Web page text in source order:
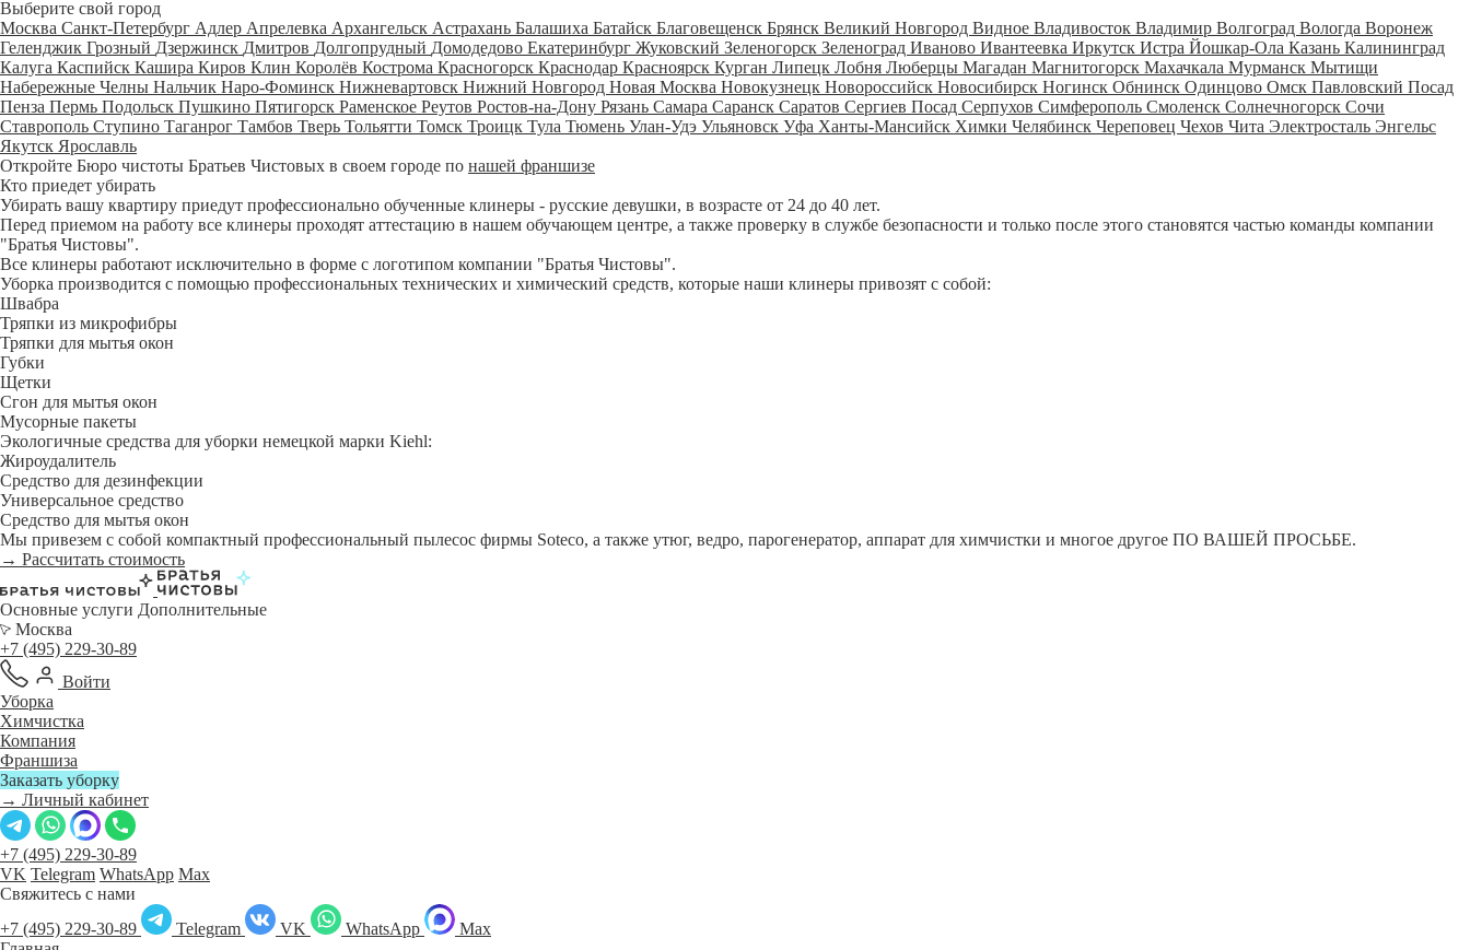
Выберите свой город
Москва Санкт-Петербург Адлер Апрелевка Архангельск Астрахань Балашиха Батайск Благовещенск Брянск Великий Новгород Видное Владивосток Владимир Волгоград Вологда Воронеж
Геленджик Грозный Дзержинск Дмитров Долгопрудный Домодедово Екатеринбург Жуковский Зеленогорск Зеленоград Иваново Ивантеевка Иркутск Истра Йошкар-Ола Казань Калининград
Калуга Каспийск Кашира Киров Клин Королёв Кострома Красногорск Краснодар Красноярск Курган Липецк Лобня Люберцы Магадан Магнитогорск Махачкала Мурманск Мытищи
Набережные Челны Нальчик Наро-Фоминск Нижневартовск Нижний Новгород Новая Москва Новокузнецк Новороссийск Новосибирск Ногинск Обнинск Одинцово Омск Павловский Посад
Пенза Пермь Подольск Пушкино Пятигорск Раменское Реутов Ростов-на-Дону Рязань Самара Саранск Саратов Сергиев Посад Серпухов Симферополь Смоленск Солнечногорск Сочи
Ставрополь Ступино Таганрог Тамбов Тверь Тольятти Томск Троицк Тула Тюмень Улан-Удэ Ульяновск Уфа Ханты-Мансийск Химки Челябинск Череповец Чехов Чита Электросталь Энгельс
Якутск Ярославль
Откройте Бюро чистоты Братьев Чистовых в своем городе по нашей франшизе
Кто приедет убирать
Убирать вашу квартиру приедут профессионально обученные клинеры - русские девушки, в возрасте от 24 до 40 лет.
Перед приемом на работу все клинеры проходят аттестацию в нашем обучающем центре, а также проверку в службе безопасности и только после этого становятся частью команды компании
"Братья Чистовы".
Все клинеры работают исключительно в форме с логотипом компании "Братья Чистовы".
Уборка производится с помощью профессиональных технических и химический средств, которые наши клинеры привозят с собой:
Швабра
Тряпки из микрофибры
Тряпки для мытья окон
Губки
Щетки
Сгон для мытья окон
Мусорные пакеты
Экологичные средства для уборки немецкой марки Kiehl:
Жироудалитель
Средство для дезинфекции
Универсальное средство
Средство для мытья окон
Мы привезем с собой компактный профессиональный пылесос фирмы Soteco, а также утюг, ведро, парогенератор, аппарат для химчистки и многое другое ПО ВАШЕЙ ПРОСЬБЕ.
→ Рассчитать стоимость
Основные услуги Дополнительные
Москва
+7 (495) 229-30-89
Войти
Уборка
Химчистка
Компания
Франшиза
Заказать уборку
→ Личный кабинет
+7 (495) 229-30-89
VK Telegram WhatsApp Max
Свяжитесь с нами
+7 (495) 229-30-89
Telegram VK WhatsApp
Max